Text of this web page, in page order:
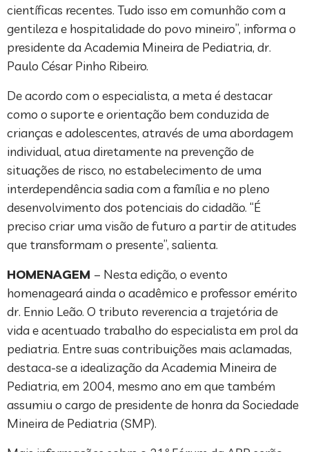
científicas recentes. Tudo isso em comunhão com a
gentileza e hospitalidade do povo mineiro”, informa o
presidente da Academia Mineira de Pediatria, dr.
Paulo César Pinho Ribeiro.
De acordo com o especialista, a meta é destacar
como o suporte e orientação bem conduzida de
crianças e adolescentes, através de uma abordagem
individual, atua diretamente na prevenção de
situações de risco, no estabelecimento de uma
interdependência sadia com a família e no pleno
desenvolvimento dos potenciais do cidadão. “É
preciso criar uma visão de futuro a partir de atitudes
que transformam o presente”, salienta.
HOMENAGEM – Nesta edição, o evento
homenageará ainda o acadêmico e professor emérito
dr. Ennio Leão. O tributo reverencia a trajetória de
vida e acentuado trabalho do especialista em prol da
pediatria. Entre suas contribuições mais aclamadas,
destaca-se a idealização da Academia Mineira de
Pediatria, em 2004, mesmo ano em que também
assumiu o cargo de presidente de honra da Sociedade
Mineira de Pediatria (SMP).